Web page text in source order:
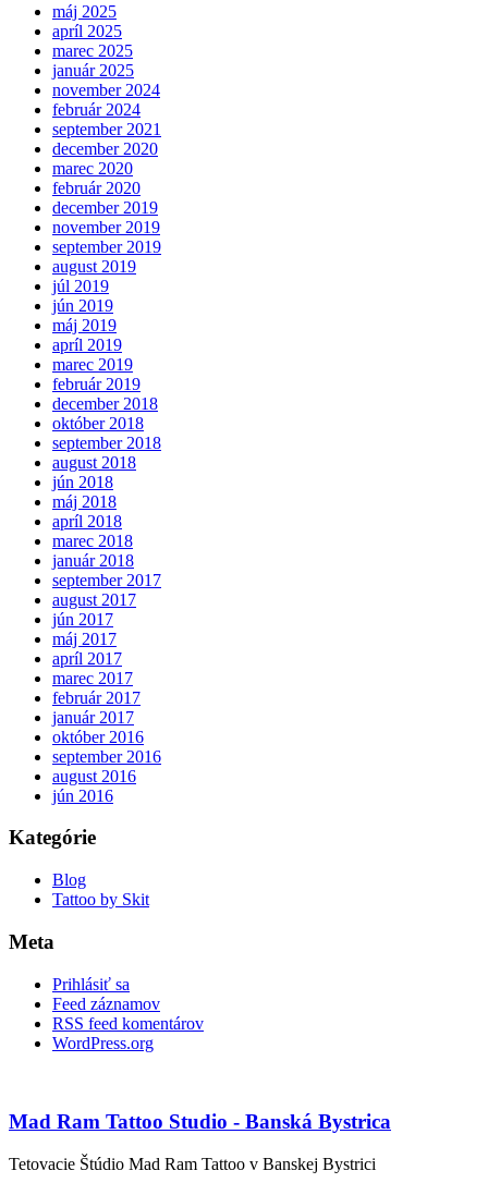
máj 2025
apríl 2025
marec 2025
január 2025
november 2024
február 2024
september 2021
december 2020
marec 2020
február 2020
december 2019
november 2019
september 2019
august 2019
júl 2019
jún 2019
máj 2019
apríl 2019
marec 2019
február 2019
december 2018
október 2018
september 2018
august 2018
jún 2018
máj 2018
apríl 2018
marec 2018
január 2018
september 2017
august 2017
jún 2017
máj 2017
apríl 2017
marec 2017
február 2017
január 2017
október 2016
september 2016
august 2016
jún 2016
Kategórie
Blog
Tattoo by Skit
Meta
Prihlásiť sa
Feed záznamov
RSS feed komentárov
WordPress.org
Mad Ram Tattoo Studio - Banská Bystrica
Tetovacie Štúdio Mad Ram Tattoo v Banskej Bystrici